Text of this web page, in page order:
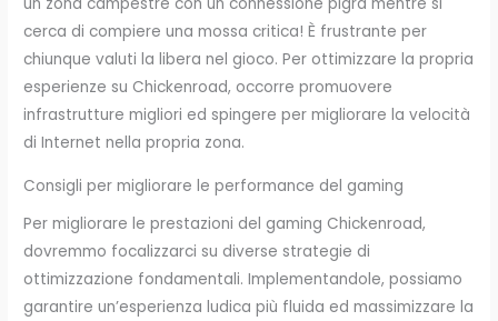
cerca di compiere una mossa critica! È frustrante per
chiunque valuti la libera nel gioco. Per ottimizzare la propria
esperienze su Chickenroad, occorre promuovere
infrastrutture migliori ed spingere per migliorare la velocità
di Internet nella propria zona.
Consigli per migliorare le performance del gaming
Per migliorare le prestazioni del gaming Chickenroad,
dovremmo focalizzarci su diverse strategie di
ottimizzazione fondamentali. Implementandole, possiamo
garantire un’esperienza ludica più fluida ed massimizzare la